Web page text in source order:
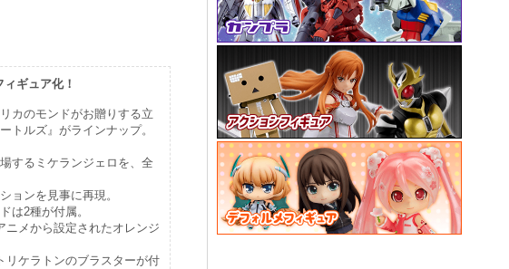
ギュア化！
カのモンドがお贈りする立
トルズ』がラインナップ。
するミケランジェロを、全
ョンを見事に再現。
は2種が付属。
ニメから設定されたオレンジ
リケラトンのブラスターが付